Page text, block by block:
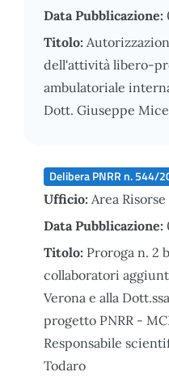
Data Pubblicazione:
Titolo:
dell'attività libero-
ambulatoriale
Dott. Giuseppe
Delibera PNRR n. 544/
Ufficio: Area
Data Pubblicazione:
Titolo: Proroga n. 2
collaboratori
Verona e alla
progetto PNRR -
Responsabile
Todaro